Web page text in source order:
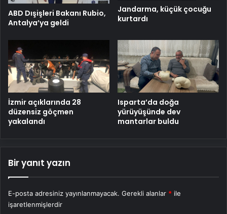
ABD Dışişleri Bakanı Rubio,
Antalya’ya geldi
Jandarma, küçük çocuğu
kurtardı
İzmir açıklarında 28
düzensiz göçmen
yakalandı
Isparta’da doğa
yürüyüşünde dev
mantarlar buldu
Bir yanıt yazın
E-posta adresiniz yayınlanmayacak. Gerekli alanlar * ile
işaretlenmişlerdir